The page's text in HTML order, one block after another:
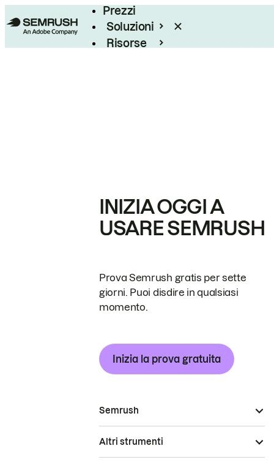
Prezzi
Soluzioni
Risorse
INIZIA OGGI A
USARE SEMRUSH
Prova Semrush gratis per sette
giorni. Puoi disdire in qualsiasi
momento.
Inizia la prova gratuita
Semrush
Altri strumenti